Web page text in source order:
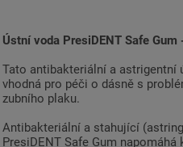
Ústní voda PresiDENT Safe
Tato antibakteriální a astrigentní
vhodná pro péči o dásně s
zubního plaku.
Antibakteriální a stahující
PresiDENT Safe Gum